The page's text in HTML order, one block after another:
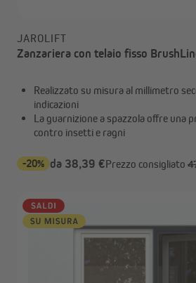
JAROLIFT
Zanzariera con telaio fisso
Realizzato su misura al millimetro
indicazioni
La guarnizione a spazzola offre una
contro insetti e ragni
-20% da 38,39 €Prezzo consigliato